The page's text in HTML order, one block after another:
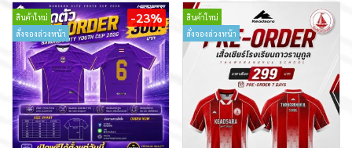
สินค้าใหม่
สั่งจองล่วงหน้า
-23%
สินค้าใหม่
สั่งจองล่วงหน้า